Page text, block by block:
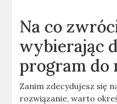
Na co
wybierając
program do
Zanim zdecydujesz się
rozwiązanie, warto